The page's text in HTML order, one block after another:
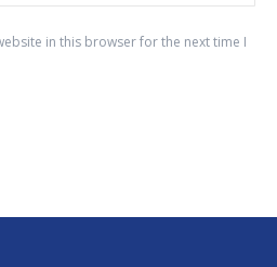
in this browser for the next time I